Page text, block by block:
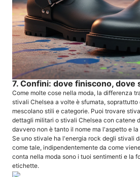
7. Confini: dove finiscono, dove
Come molte cose nella moda, la differenza
stivali Chelsea a volte è sfumata, soprattutto
mescolano stili e categorie. Puoi trovare
dettagli militari o stivali Chelsea con catene
davvero non è tanto il nome ma l'aspetto e
Se uno stivale ha l'energia rock degli stivali
come tale, indipendentemente da come
conta nella moda sono i tuoi sentimenti e la
etichette.